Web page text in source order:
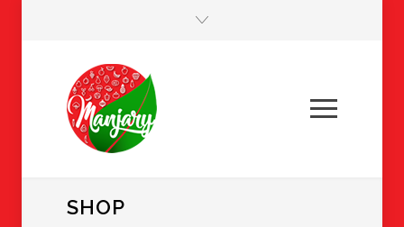
SHOP